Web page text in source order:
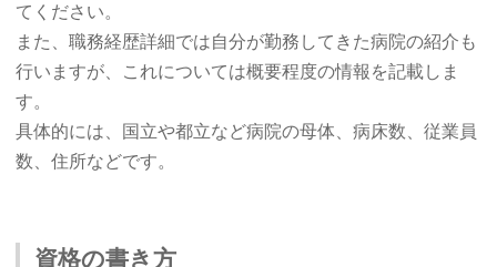
てください。
また、職務経歴詳細では自分が勤務してきた病院の紹介も
行いますが、これについては概要程度の情報を記載しま
す。
具体的には、国立や都立など病院の母体、病床数、従業員
数、住所などです。
資格の書き方